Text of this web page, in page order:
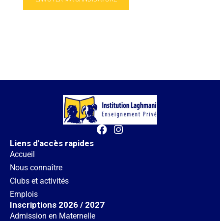
Liens d'accès rapides
Accueil
Nous connaître
Clubs et activités
Emplois
Inscriptions 2026 / 2027
Admission en Maternelle